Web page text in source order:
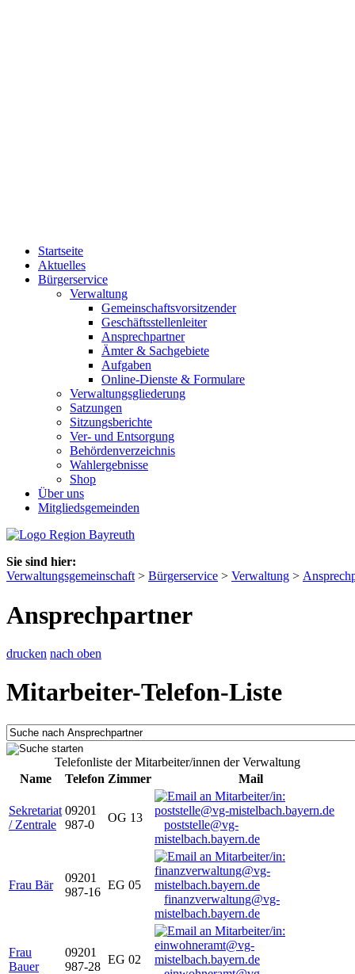
Startseite
Aktuelles
Bürgerservice
Verwaltung
Gemeinschaftsvorsitzender
Geschäftsstellenleiter
Ansprechpartner
Ämter & Sachgebiete
Aufgaben
Online-Dienste & Formulare
Verwaltungsgliederung
Satzungen
Sitzungsberichte
Ver- und Entsorgung
Behördenverzeichnis
Wahlergebnisse
Shop
Über uns
Mitgliedsgemeinden
Sie sind hier:
Verwaltungsgemeinschaft > Bürgerservice > Verwaltung >
Ansprechpartner
drucken nach oben
Mitarbeiter-Telefon-Liste
Telefonliste der Mitarbeiter/innen der Verwaltung
Name
Telefon Zimmer Mail
Sekretariat
/ Zentrale
09201
987-0
OG 13
poststelle@vg-
mistelbach.bayern.de
Frau Bär
09201
987-16
EG 05
finanzverwaltung@vg-
mistelbach.bayern.de
Frau
Bauer
09201
987-28
EG 02